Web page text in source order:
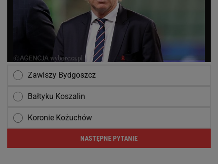
Zawiszy Bydgoszcz
Bałtyku Koszalin
Koronie Kożuchów
NASTĘPNE PYTANIE